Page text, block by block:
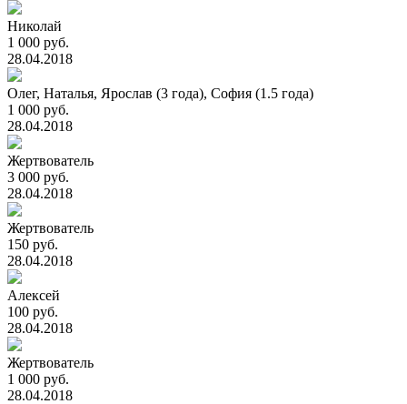
Николай
1 000 руб.
28.04.2018
Олег, Наталья, Ярослав (3 года), София (1.5 года)
1 000 руб.
28.04.2018
Жертвователь
3 000 руб.
28.04.2018
Жертвователь
150 руб.
28.04.2018
Алексей
100 руб.
28.04.2018
Жертвователь
1 000 руб.
28.04.2018